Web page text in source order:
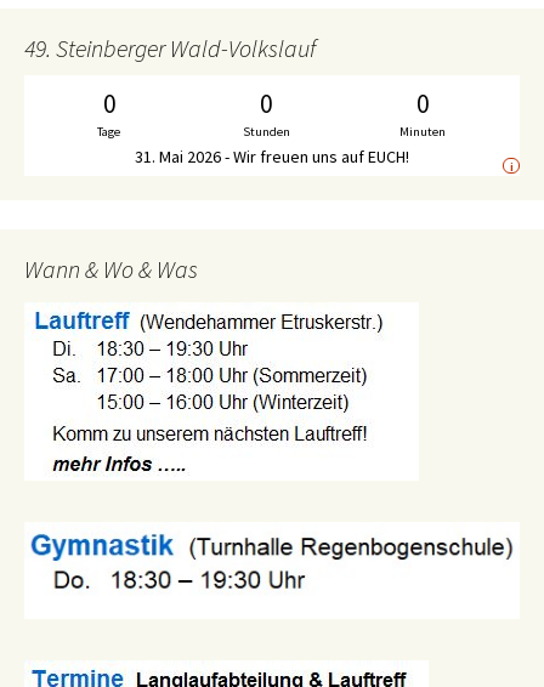
49. Steinberger Wald-Volkslauf
0
Tage
0
Stunden
0
Minuten
31. Mai 2026 - Wir freuen uns auf EUCH! i
Wann & Wo & Was